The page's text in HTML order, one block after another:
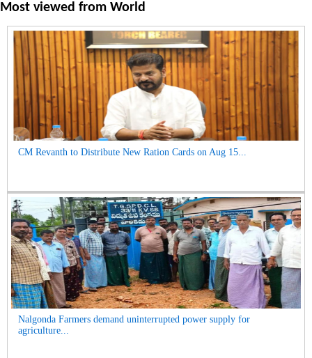
Most viewed from World
CM Revanth to Distribute New Ration Cards on Aug 15...
Nalgonda Farmers demand uninterrupted power supply for
agriculture...